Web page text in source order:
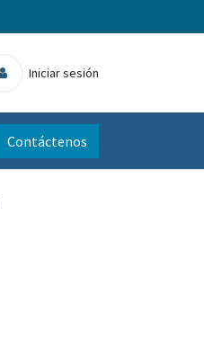
Iniciar sesión
Contáctenos